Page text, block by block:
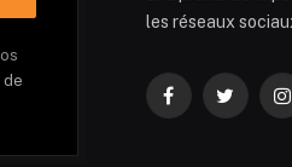
de
les réseaux
FacebookTwitter